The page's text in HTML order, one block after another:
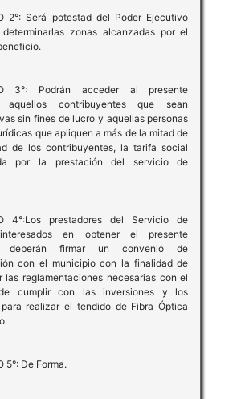
2°: Será potestad del Poder Ejecutivo
determinarlas zonas alcanzadas por el
3°: Podrán acceder al presente
aquellos contribuyentes que sean
sin fines de lucro y aquellas personas
que apliquen a más de la mitad de
de los contribuyentes, la tarifa social
por la prestación del servicio de
4°:Los prestadores del Servicio de
en obtener el presente
deberán firmar un convenio de
con el municipio con la finalidad de
las reglamentaciones necesarias con el
cumplir con las inversiones y los
realizar el tendido de Fibra Óptica
5°: De Forma.